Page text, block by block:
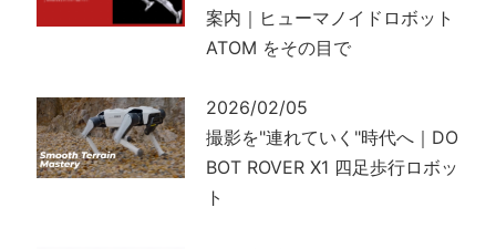
案内｜ヒューマノイドロボット
ATOM をその目で
2026/02/05
撮影を"連れていく"時代へ｜DO
BOT ROVER X1 四足歩行ロボッ
ト